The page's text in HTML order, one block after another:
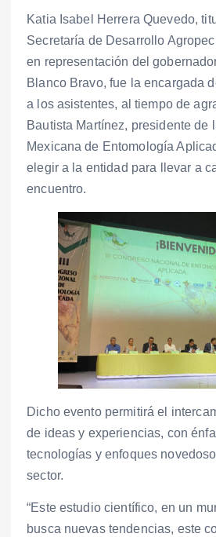
Katia Isabel Herrera Quevedo,
Secretaría de Desarrollo
en representación del
Blanco Bravo, fue la encargada
a los asistentes, al tiempo de
Bautista Martínez, presidente de
Mexicana de Entomología
elegir a la entidad para llevar a
encuentro.
Dicho evento permitirá el
de ideas y experiencias, con
tecnologías y enfoques
sector.
“Este estudio científico, en un
busca nuevas tendencias, este